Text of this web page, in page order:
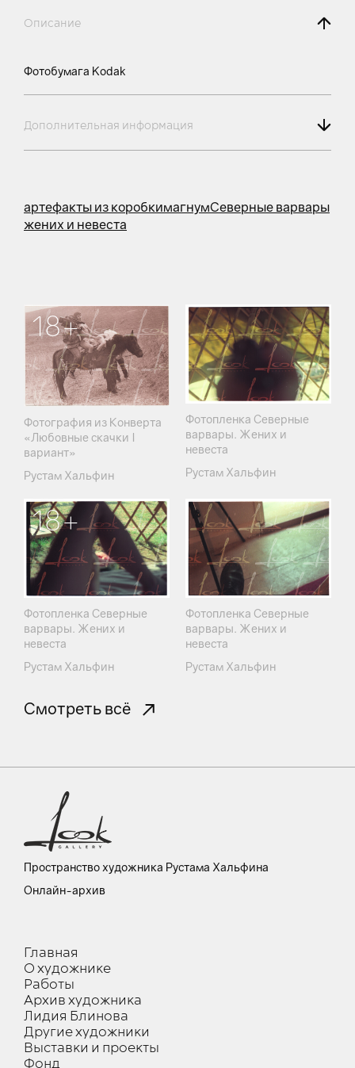
Описание
Фотобумага Kodak
Дополнительная информация
артефакты из коробкимагнумСеверные варвары
жених и невеста
18+
Фотография из Конверта
«Любовные скачки I
вариант»
Рустам Хальфин
Фотопленка Северные
варвары. Жених и
невеста
Рустам Хальфин
18+
Фотопленка Северные
варвары. Жених и
невеста
Рустам Хальфин
Фотопленка Северные
варвары. Жених и
невеста
Рустам Хальфин
Смотреть всё
Пространство художника Рустама Хальфина
Онлайн-архив
Главная
О художнике
Работы
Архив художника
Лидия Блинова
Другие художники
Выставки и проекты
Фонд